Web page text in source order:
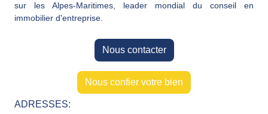
sur les Alpes-Maritimes, leader mondial du conseil en
immobilier d'entreprise.
Nous contacter
Nous confier votre bien
ADRESSES: